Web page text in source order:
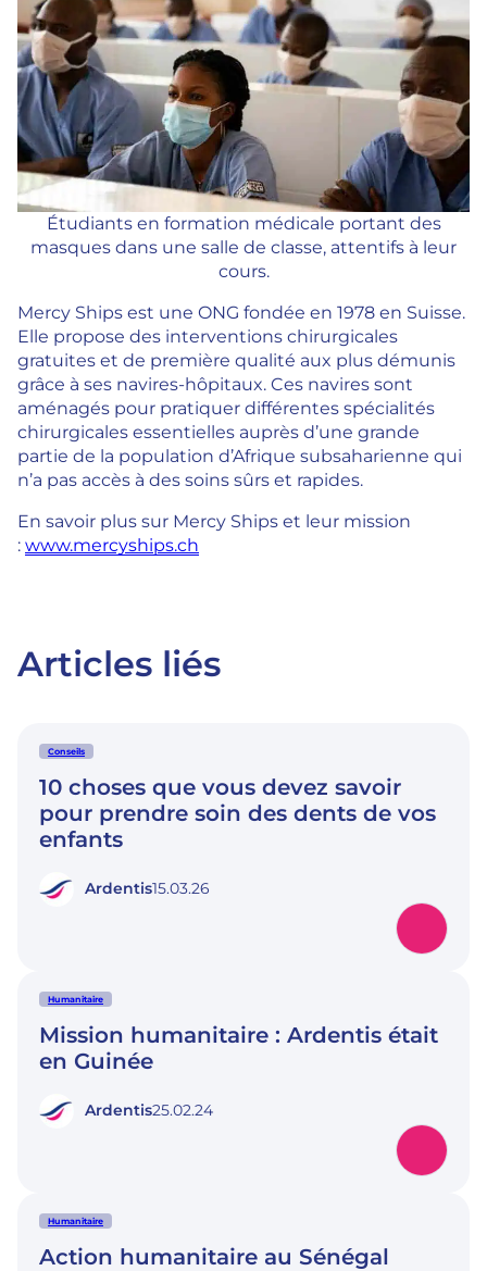
Étudiants en formation médicale portant des
masques dans une salle de classe, attentifs à leur
cours.
Mercy Ships est une ONG fondée en 1978 en Suisse.
Elle propose des interventions chirurgicales
gratuites et de première qualité aux plus démunis
grâce à ses navires-hôpitaux. Ces navires sont
aménagés pour pratiquer différentes spécialités
chirurgicales essentielles auprès d’une grande
partie de la population d’Afrique subsaharienne qui
n’a pas accès à des soins sûrs et rapides.
En savoir plus sur Mercy Ships et leur mission
: www.mercyships.ch
Articles liés
Conseils
10 choses que vous devez savoir
pour prendre soin des dents de vos
enfants
Ardentis15.03.26
Humanitaire
Mission humanitaire : Ardentis était
en Guinée
Ardentis25.02.24
Humanitaire
Action humanitaire au Sénégal